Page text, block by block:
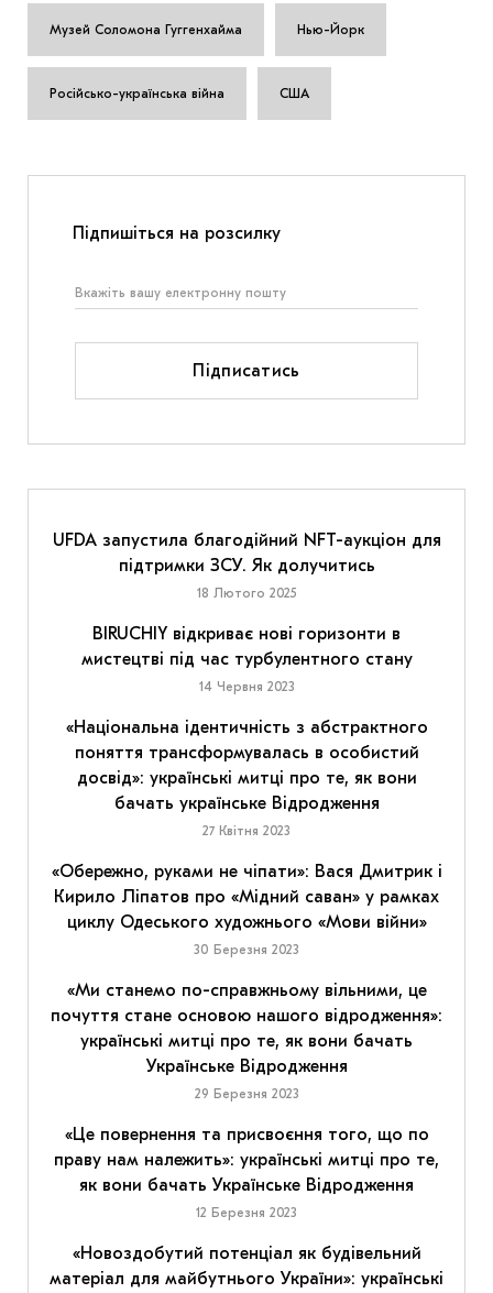
Музей Соломона Гуггенхайма Нью-Йорк
Російсько-українська війна США
Підпишіться на розсилку
Підписатись
UFDA запустила благодійний NFT-аукціон для
підтримки ЗСУ. Як долучитись
18 Лютого 2025
BIRUCHIY відкриває нові горизонти в
мистецтві під час турбулентного стану
14 Червня 2023
«Національна ідентичність з абстрактного
поняття трансформувалась в особистий
досвід»: українські митці про те, як вони
бачать українське Відродження
27 Квітня 2023
«Обережно, руками не чіпати»: Вася Дмитрик і
Кирило Ліпатов про «Мідний саван» у рамках
циклу Одеського художнього «Мови війни»
30 Березня 2023
«Ми станемо по-справжньому вільними, це
почуття стане основою нашого відродження»:
українські митці про те, як вони бачать
Українське Відродження
29 Березня 2023
«Це повернення та присвоєння того, що по
праву нам належить»: українські митці про те,
як вони бачать Українське Відродження
12 Березня 2023
«Новоздобутий потенціал як будівельний
матеріал для майбутнього України»: українські